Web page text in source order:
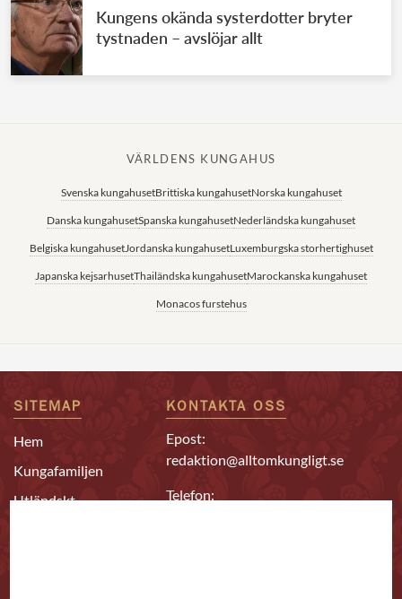
Kungens okända systerdotter bryter
tystnaden – avslöjar allt
VÄRLDENS KUNGAHUS
Svenska kungahusetBrittiska kungahusetNorska kungahuset
Danska kungahusetSpanska kungahusetNederländska kungahuset
Belgiska kungahusetJordanska kungahusetLuxemburgska storhertighuset
Japanska kejsarhusetThailändska kungahusetMarockanska kungahuset
Monacos furstehus
SITEMAP
Hem
Kungafamiljen
Utländskt
KONTAKTA OSS
Epost:
redaktion@alltomkungligt.se
Telefon: